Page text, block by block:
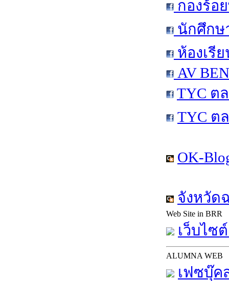
กองร้อ
นักศึกษ
ห้องเรี
AV
TYC ต
TYC ต
OK-
จังหวัด
Web Site in BRR
เว็บไซ
ALUMNA WEB
เฟซบุ๊ค